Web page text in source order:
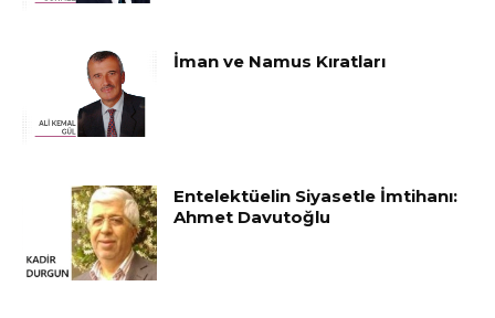
İman ve Namus Kıratları
Entelektüelin Siyasetle İmtihanı:
Ahmet Davutoğlu